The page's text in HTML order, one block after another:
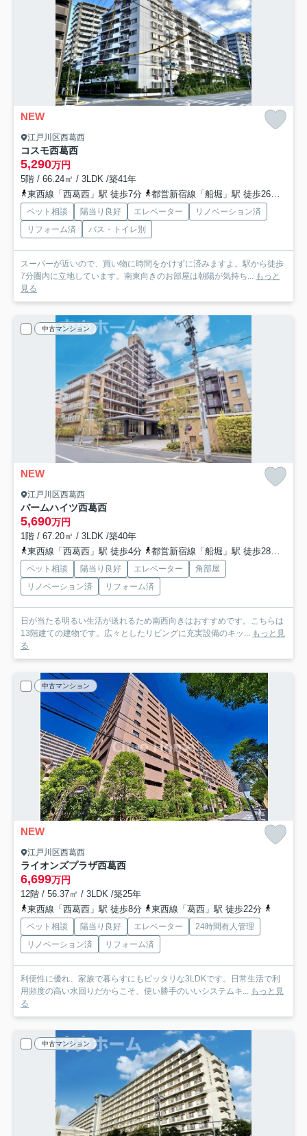
NEW
江戸川区西葛西
コスモ西葛西
5,290万円
5階 / 66.24㎡ / 3LDK /築41年
東西線「西葛西」駅 徒歩7分
都営新宿線「船堀」駅 徒歩26分
ペット相談 陽当り良好 エレベーター
リノベーション済
リフォーム済
バス・トイレ別
スーパーが近いので、買い物に時間をかけずに済みますよ。駅から徒歩
7分圏内に立地しています。南東向きのお部屋は朝陽が気持ち... もっと
見る
中古マンション
NEW
江戸川区西葛西
バームハイツ西葛西
5,690万円
1階 / 67.20㎡ / 3LDK /築40年
東西線「西葛西」駅 徒歩4分
都営新宿線「船堀」駅 徒歩28分
ペット相談 陽当り良好 エレベーター
角部屋
リノベーション済
リフォーム済
日が当たる明るい生活が送れるため南西向きはおすすめです。こちらは
13階建ての建物です。広々としたリビングに充実設備のキッ... もっと見
る
中古マンション
NEW
江戸川区西葛西
ライオンズプラザ西葛西
6,699万円
12階 / 56.37㎡ / 3LDK /築25年
東西線「西葛西」駅 徒歩8分
東西線「葛西」駅 徒歩22分
ペット相談 陽当り良好 エレベーター
24時間有人管理
リノベーション済
リフォーム済
利便性に優れ、家族で暮らすにもピッタリな3LDKです。日常生活で利
用頻度の高い水回りだからこそ、使い勝手のいいシステムキ...
もっと見
る
中古マンション